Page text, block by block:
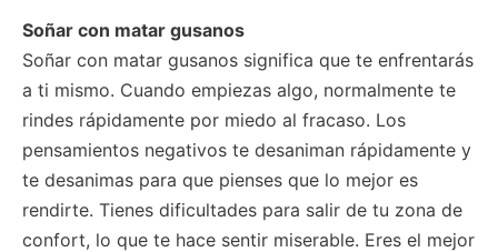
Soñar con matar gusanos
Soñar con matar gusanos significa que te enfrentarás
a ti mismo. Cuando empiezas algo, normalmente te
rindes rápidamente por miedo al fracaso. Los
pensamientos negativos te desaniman rápidamente y
te desanimas para que pienses que lo mejor es
rendirte. Tienes dificultades para salir de tu zona de
confort, lo que te hace sentir miserable. Eres el mejor